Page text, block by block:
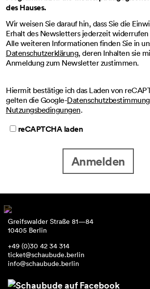
des Hauses.
Wir weisen Sie darauf hin, dass Sie die
Erhalt des Newsletters jederzeit widerrufen
Alle weiteren Informationen finden Sie in
Datenschutzerklärung, deren Inhalten sie
Anmeldung zum Newsletter zustimmen.
Hiermit bestätige ich das Laden von
gelten die Google-
Nutzungsbedingungen.
reCAPTCHA laden
Anmelden
Greifswalder Straße 81—84
10405 Berlin
+49 (0)30 42 34 314
ticket@schaubude.berlin
info@schaubude.berlin